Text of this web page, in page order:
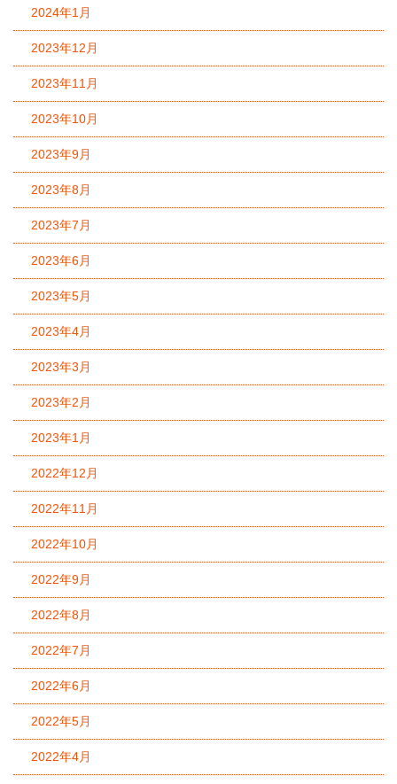
2024年1月
2023年12月
2023年11月
2023年10月
2023年9月
2023年8月
2023年7月
2023年6月
2023年5月
2023年4月
2023年3月
2023年2月
2023年1月
2022年12月
2022年11月
2022年10月
2022年9月
2022年8月
2022年7月
2022年6月
2022年5月
2022年4月